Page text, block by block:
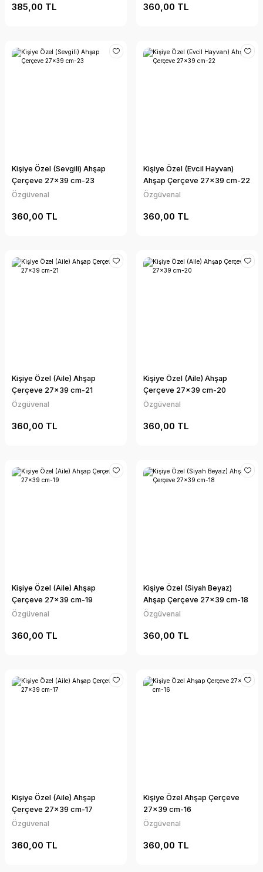
385,00 TL 360,00 TL
Kişiye Özel (Sevgili) Ahşap
Çerçeve 27x39 cm-23
Özgüvenal
360,00 TL
Kişiye Özel (Evcil Hayvan)
Ahşap Çerçeve 27x39 cm-22
Özgüvenal
360,00 TL
Kişiye Özel (Aile) Ahşap
Çerçeve 27x39 cm-21
Özgüvenal
360,00 TL
Kişiye Özel (Aile) Ahşap
Çerçeve 27x39 cm-20
Özgüvenal
360,00 TL
Kişiye Özel (Aile) Ahşap
Çerçeve 27x39 cm-19
Özgüvenal
360,00 TL
Kişiye Özel (Siyah Beyaz)
Ahşap Çerçeve 27x39 cm-18
Özgüvenal
360,00 TL
Kişiye Özel (Aile) Ahşap
Çerçeve 27x39 cm-17
Özgüvenal
360,00 TL
Kişiye Özel Ahşap Çerçeve
27x39 cm-16
Özgüvenal
360,00 TL